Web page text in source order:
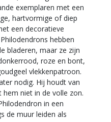
exemplaren met een
hartvormige of diep
een decoratieve
hebben
bladeren, maar ze zijn
roze en bont,
vlekkenpatroon.
nodig. Hij houdt van
niet in de volle zon.
in een
de muur leiden als